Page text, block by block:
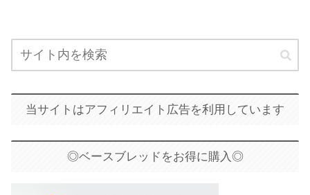
当サイトはアフィリエイト広告を利用しています
◎ベースブレッドをお得に購入◎